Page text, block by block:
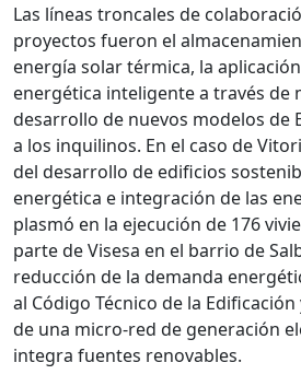
Las líneas troncales de
proyectos fueron el
energía solar térmica, la
energética inteligente a través de
desarrollo de nuevos modelos de
a los inquilinos. En el caso de
del desarrollo de edificios
energética e integración de las
plasmó en la ejecución de 176
parte de Visesa en el barrio de
reducción de la demanda
al Código Técnico de la
de una micro-red de generación
integra fuentes renovables.